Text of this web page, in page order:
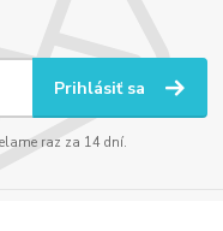
Prihlásiť sa
raz za 14 dní.